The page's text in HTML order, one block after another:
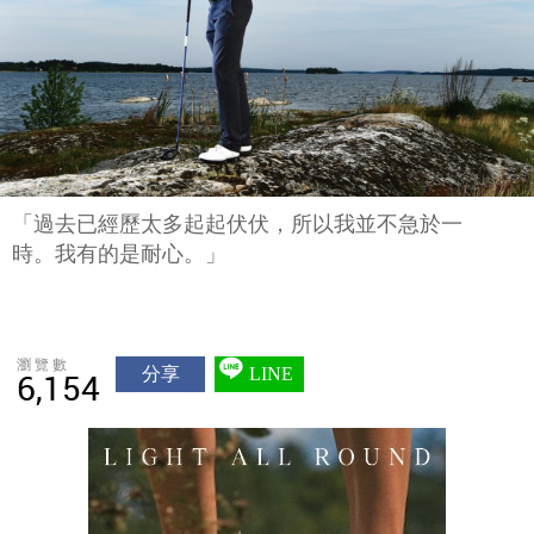
「過去已經歷太多起起伏伏，所以我並不急於一
時。我有的是耐心。」
瀏覽數
6,154 分享 LINE